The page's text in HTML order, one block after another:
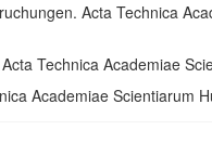
Acta Technica
Technica Academiae
Academiae Scientiarum